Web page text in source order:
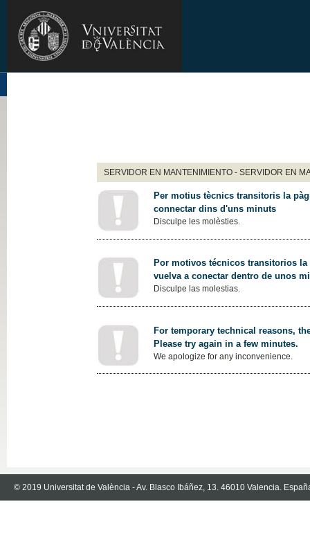
SERVIDOR EN MANTENIMIENTO - SERVIDOR EN
Per motius tècnics transitoris la
connectar dins d'uns minuts
Disculpe les molèsties.
Por motivos técnicos transitorios
vuelva a conectar dentro de unos
Disculpe las molestias.
For temporary technical reasons,
Please try again in a few minutes.
We apologize for any inconvenience.
© 2019 Universitat de València - Av. Blasco Ibáñez, 13. 46010 Valencia.